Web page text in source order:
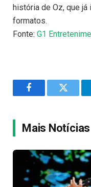
história de Oz, que
formatos.
Fonte: G1
FacebookTwitter
Mais Notícias